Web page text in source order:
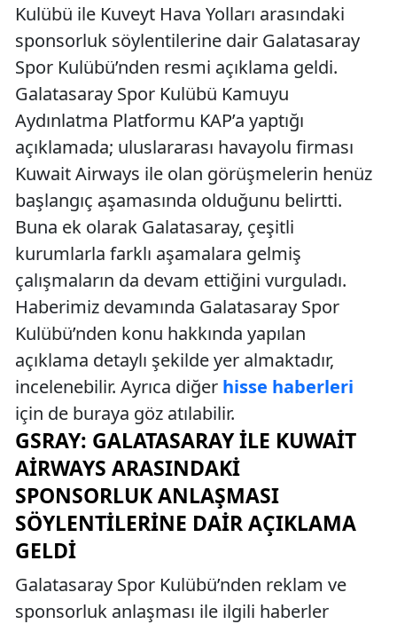
Kulübü ile Kuveyt Hava Yolları arasındaki
sponsorluk söylentilerine dair Galatasaray
Spor Kulübü’nden resmi açıklama geldi.
Galatasaray Spor Kulübü Kamuyu
Aydınlatma Platformu KAP’a yaptığı
açıklamada; uluslararası havayolu firması
Kuwait Airways ile olan görüşmelerin henüz
başlangıç aşamasında olduğunu belirtti.
Buna ek olarak Galatasaray, çeşitli
kurumlarla farklı aşamalara gelmiş
çalışmaların da devam ettiğini vurguladı.
Haberimiz devamında Galatasaray Spor
Kulübü’nden konu hakkında yapılan
açıklama detaylı şekilde yer almaktadır,
incelenebilir. Ayrıca diğer hisse haberleri
için de buraya göz atılabilir.
GSRAY: GALATASARAY ILE KUWAIT
AIRWAYS ARASINDAKI
SPONSORLUK ANLAŞMASI
SÖYLENTILERINE DAIR AÇIKLAMA
GELDI
Galatasaray Spor Kulübü’nden reklam ve
sponsorluk anlaşması ile ilgili haberler